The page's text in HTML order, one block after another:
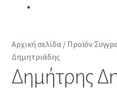
Κατηγορίες Βιβλίων
Συχνές Ερωτήσεις
Αρχική σελίδα/ Προϊόν
Δημητριάδης
Δημήτρης